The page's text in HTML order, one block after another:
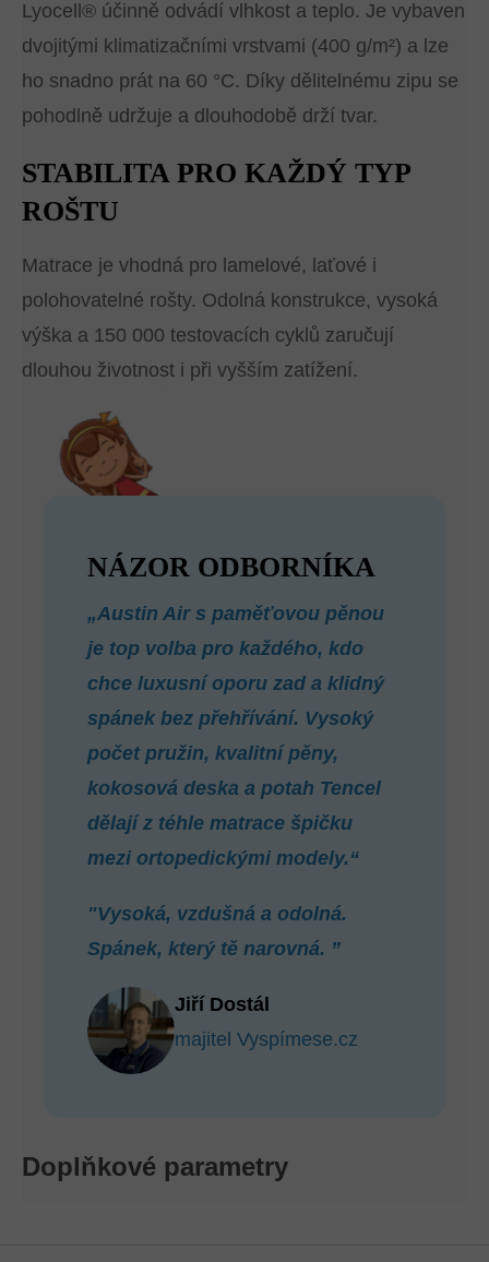
Lyocell® účinně odvádí vlhkost a teplo. Je vybaven
dvojitými klimatizačními vrstvami (400 g/m²) a lze
ho snadno prát na 60 °C. Díky dělitelnému zipu se
pohodlně udržuje a dlouhodobě drží tvar.
STABILITA PRO KAŽDÝ TYP
ROŠTU
Matrace je vhodná pro lamelové, laťové i
polohovatelné rošty. Odolná konstrukce, vysoká
výška a 150 000 testovacích cyklů zaručují
dlouhou životnost i při vyšším zatížení.
NÁZOR ODBORNÍKA
„Austin Air s paměťovou pěnou
je top volba pro každého, kdo
chce luxusní oporu zad a klidný
spánek bez přehřívání. Vysoký
počet pružin, kvalitní pěny,
kokosová deska a potah Tencel
dělají z téhle matrace špičku
mezi ortopedickými modely.“
"Vysoká, vzdušná a odolná.
Spánek, který tě narovná. ”
Jiří Dostál
majitel Vyspímese.cz
Doplňkové parametry